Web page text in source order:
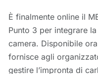
È finalmente online il
Punto 3 per integrare
camera. Disponibile
fornisce agli
gestire l’impronta di